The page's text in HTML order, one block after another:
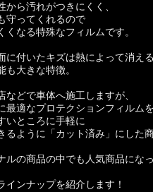
から汚れがつきにくく、
守ってくれるので
くなる特殊なフィルムです。
に付いたキズは熱によって消える
も大きな特徴。
などで車体へ施工しますが、
最適なプロテクションフィルムを
いところに手軽に
るように「カット済み」にした商
ルの商品の中でも人気商品になっ
インナップを紹介します！